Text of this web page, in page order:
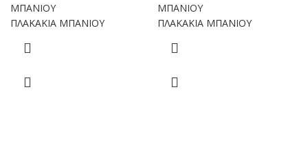
ΜΠΑΝΙΟΥ
ΠΛΑΚΑΚΙΑ ΜΠΑΝΙΟΥ
ΜΠΑΝΙΟΥ
ΠΛΑΚΑΚΙΑ ΜΠΑΝΙΟΥ